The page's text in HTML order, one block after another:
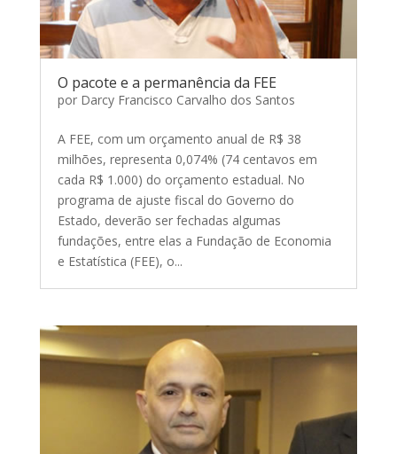
O pacote e a permanência da FEE
por Darcy Francisco Carvalho dos Santos
A FEE, com um orçamento anual de R$ 38
milhões, representa 0,074% (74 centavos em
cada R$ 1.000) do orçamento estadual. No
programa de ajuste fiscal do Governo do
Estado, deverão ser fechadas algumas
fundações, entre elas a Fundação de Economia
e Estatística (FEE), o...